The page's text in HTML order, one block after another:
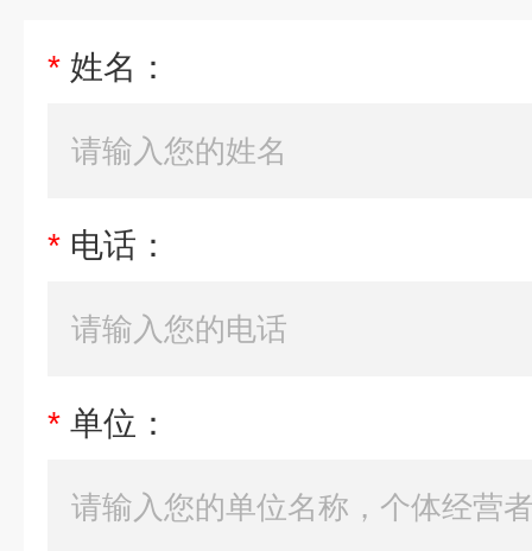
* 姓名：
* 电话：
* 单位：